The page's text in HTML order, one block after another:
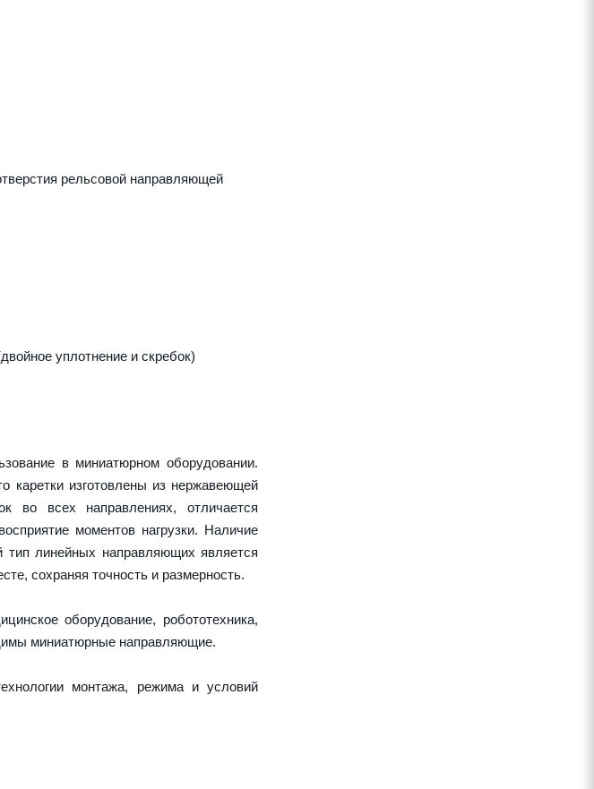
рельсовой направляющей
уплотнение и скребок)
в миниатюрном оборудовании.
каретки изготовлены из нержавеющей
во всех направлениях, отличается
моментов нагрузки. Наличие
линейных направляющих является
сохраняя точность и размерность.
оборудование, робототехника,
миниатюрные направляющие.
монтажа, режима и условий